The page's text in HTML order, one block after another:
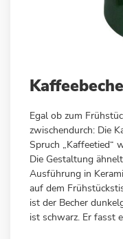
Anfang
Bildergalerie
springen
Egal ob zum
zwischendurch: Die
Spruch „Kaffeetied“
Die Gestaltung
Ausführung in
auf dem
ist der Becher
ist schwarz. Er fasst